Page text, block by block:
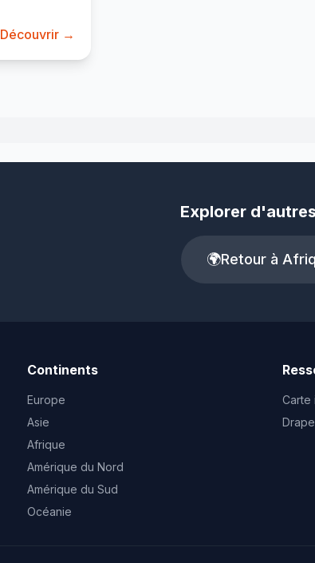
Découvrir →
Explorer
🌍Retour à
Continents
Europe
Asie
Afrique
Amérique du Nord
Amérique du Sud
Océanie
Carte